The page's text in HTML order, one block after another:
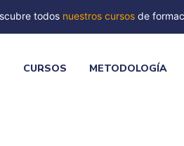
todos nuestros cursosde
CURSOS METODOLOGÍA